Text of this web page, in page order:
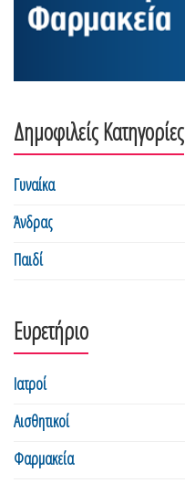
Δημοφιλείς Κατηγορίες
Γυναίκα
Άνδρας
Παιδί
Ευρετήριο
Ιατροί
Αισθητικοί
Φαρμακεία